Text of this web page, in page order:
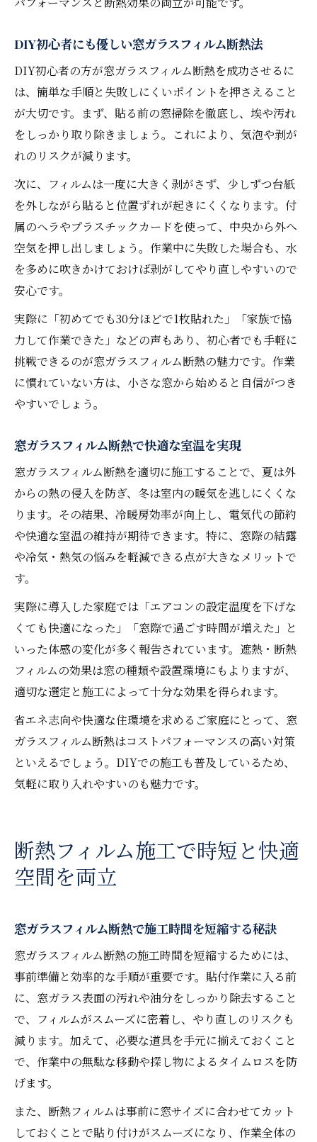
DIY初心者にも優しい窓ガラスフィルム断熱法
DIY初心者の方が窓ガラスフィルム断熱を成功させるに
は、簡単な手順と失敗しにくいポイントを押さえること
が大切です。まず、貼る前の窓掃除を徹底し、埃や汚れ
をしっかり取り除きましょう。これにより、気泡や剥が
れのリスクが減ります。
次に、フィルムは一度に大きく剥がさず、少しずつ台紙
を外しながら貼ると位置ずれが起きにくくなります。付
属のヘラやプラスチックカードを使って、中央から外へ
空気を押し出しましょう。作業中に失敗した場合も、水
を多めに吹きかけておけば剥がしてやり直しやすいので
安心です。
実際に「初めてでも30分ほどで1枚貼れた」「家族で協
力して作業できた」などの声もあり、初心者でも手軽に
挑戦できるのが窓ガラスフィルム断熱の魅力です。作業
に慣れていない方は、小さな窓から始めると自信がつき
やすいでしょう。
窓ガラスフィルム断熱で快適な室温を実現
窓ガラスフィルム断熱を適切に施工することで、夏は外
からの熱の侵入を防ぎ、冬は室内の暖気を逃しにくくな
ります。その結果、冷暖房効率が向上し、電気代の節約
や快適な室温の維持が期待できます。特に、窓際の結露
や冷気・熱気の悩みを軽減できる点が大きなメリットで
す。
実際に導入した家庭では「エアコンの設定温度を下げな
くても快適になった」「窓際で過ごす時間が増えた」と
いった体感の変化が多く報告されています。遮熱・断熱
フィルムの効果は窓の種類や設置環境にもよりますが、
適切な選定と施工によって十分な効果を得られます。
省エネ志向や快適な住環境を求めるご家庭にとって、窓
ガラスフィルム断熱はコストパフォーマンスの高い対策
といえるでしょう。DIYでの施工も普及しているため、
気軽に取り入れやすいのも魅力です。
断熱フィルム施工で時短と快適
空間を両立
窓ガラスフィルム断熱で施工時間を短縮する秘訣
窓ガラスフィルム断熱の施工時間を短縮するためには、
事前準備と効率的な手順が重要です。貼付作業に入る前
に、窓ガラス表面の汚れや油分をしっかり除去すること
で、フィルムがスムーズに密着し、やり直しのリスクも
減ります。加えて、必要な道具を手元に揃えておくこと
で、作業中の無駄な移動や探し物によるタイムロスを防
げます。
また、断熱フィルムは事前に窓サイズに合わせてカット
しておくことで貼り付けがスムーズになり、作業全体の